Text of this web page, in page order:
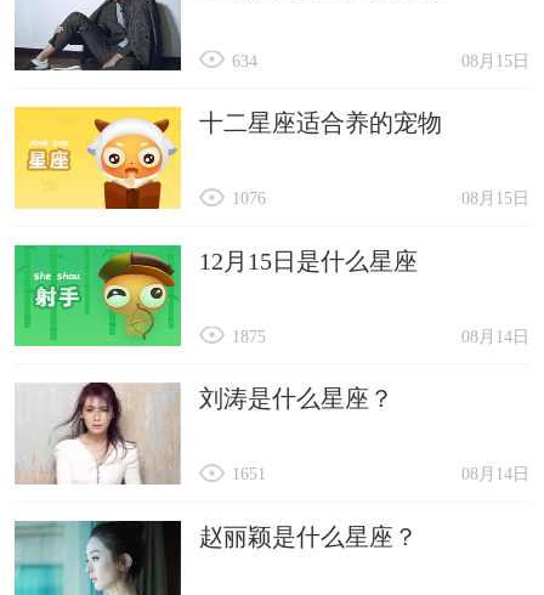
08月15日
634
十二星座适合养的宠物
08月15日
1076
12月15日是什么星座
08月14日
1875
刘涛是什么星座？
08月14日
1651
赵丽颖是什么星座？